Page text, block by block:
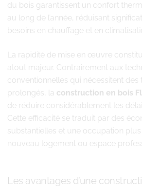
du bois garantissent un confort
au long de l’année, réduisant
besoins en chauffage et en
La rapidité de mise en œuvre
atout majeur. Contrairement aux
conventionnelles qui nécessitent
prolongés, la construction en bois
de réduire considérablement les
Cette efficacité se traduit par des
substantielles et une occupation
nouveau logement ou espace
Les avantages d’une